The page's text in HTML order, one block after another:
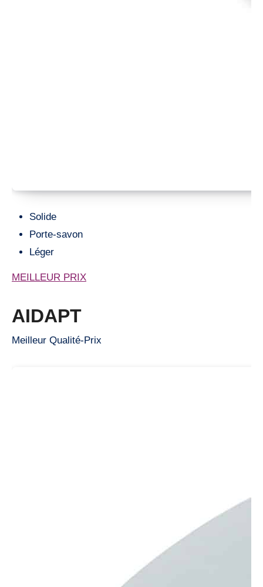
Solide
Porte-savon
Léger
MEILLEUR PRIX
AIDAPT
Meilleur Qualité-Prix